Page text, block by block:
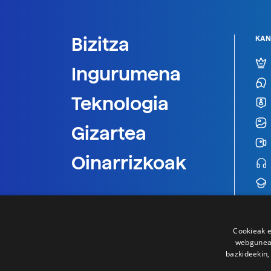
Bizitza
Ingurumena
Teknologia
Gizartea
Oinarrizkoak
Cookieak